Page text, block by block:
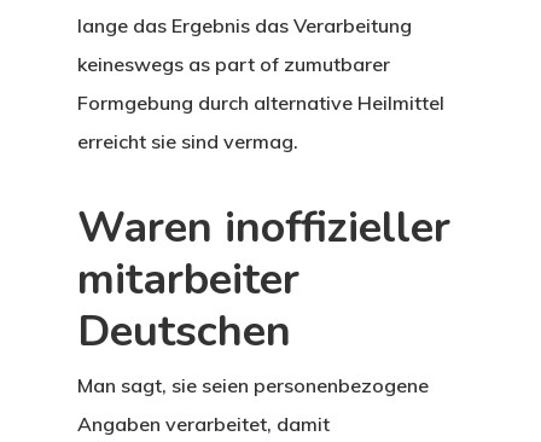
lange das Ergebnis das Verarbeitung
keineswegs as part of zumutbarer
Formgebung durch alternative Heilmittel
erreicht sie sind vermag.
Waren inoffizieller
mitarbeiter
Deutschen
Man sagt, sie seien personenbezogene
Angaben verarbeitet, damit